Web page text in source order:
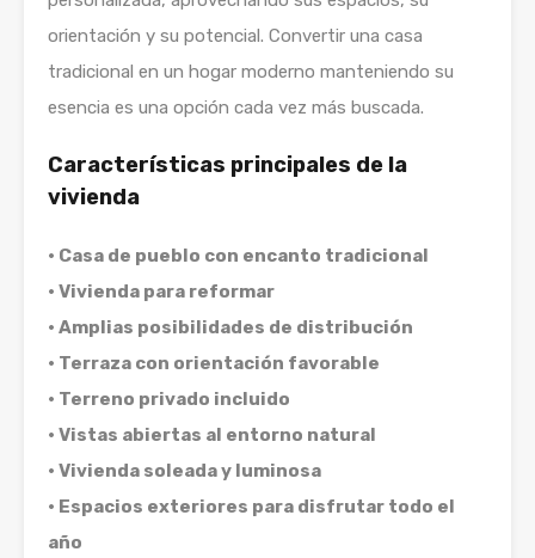
orientación y su potencial. Convertir una casa
tradicional en un hogar moderno manteniendo su
esencia es una opción cada vez más buscada.
Características principales de la
vivienda
• Casa de pueblo con encanto tradicional
• Vivienda para reformar
• Amplias posibilidades de distribución
• Terraza con orientación favorable
• Terreno privado incluido
• Vistas abiertas al entorno natural
• Vivienda soleada y luminosa
• Espacios exteriores para disfrutar todo el
año